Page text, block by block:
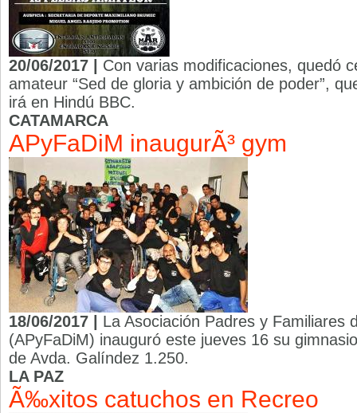
20/06/2017 | Con varias modificaciones, quedó
amateur “Sed de gloria y ambición de poder”,
irá en Hindú BBC.
CATAMARCA
APyFaDiM inaugurÃ³ gym
18/06/2017 | La Asociación Padres y Familiares
(APyFaDiM) inauguró este jueves 16 su
de Avda. Galíndez 1.250.
LA PAZ
Ã‰xitos catuchos en Recreo